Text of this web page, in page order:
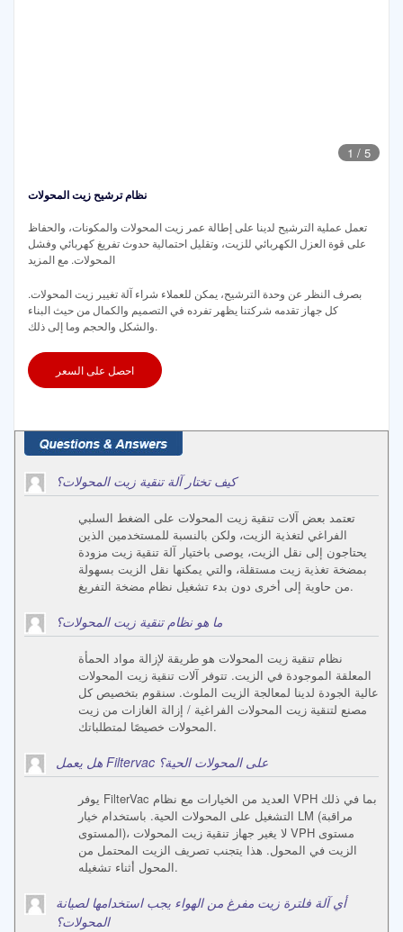
1 / 5
نظام ترشيح زيت المحولات
تعمل عملية الترشيح لدينا على إطالة عمر زيت المحولات والمكونات، والحفاظ
على قوة العزل الكهربائي للزيت، وتقليل احتمالية حدوث تفريغ كهربائي وفشل
المحولات. مع المزيد
بصرف النظر عن وحدة الترشيح، يمكن للعملاء شراء آلة تغيير زيت المحولات.
كل جهاز تقدمه شركتنا يظهر تفرده في التصميم والكمال من حيث البناء
والشكل والحجم وما إلى ذلك.
احصل على السعر
كيف تختار آلة تنقية زيت المحولات؟
تعتمد بعض آلات تنقية زيت المحولات على الضغط السلبي
الفراغي لتغذية الزيت، ولكن بالنسبة للمستخدمين الذين
يحتاجون إلى نقل الزيت، يوصى باختيار آلة تنقية زيت مزودة
بمضخة تغذية زيت مستقلة، والتي يمكنها نقل الزيت بسهولة
من حاوية إلى أخرى دون بدء تشغيل نظام مضخة التفريغ.
ما هو نظام تنقية زيت المحولات؟
نظام تنقية زيت المحولات هو طريقة لإزالة مواد الحمأة
المعلقة الموجودة في الزيت. تتوفر آلات تنقية زيت المحولات
عالية الجودة لدينا لمعالجة الزيت الملوث. سنقوم بتخصيص كل
مصنع لتنقية زيت المحولات الفراغية / إزالة الغازات من زيت
المحولات خصيصًا لمتطلباتك.
هل يعمل Filtervac على المحولات الحية؟
يوفر FilterVac العديد من الخيارات مع نظام VPH بما في ذلك
التشغيل على المحولات الحية. باستخدام خيار LM (مراقبة
المستوى)، لا يغير جهاز تنقية زيت المحولات VPH مستوى
الزيت في المحول. هذا يتجنب تصريف الزيت المحتمل من
المحول أثناء تشغيله.
أي آلة فلترة زيت مفرغ من الهواء يجب استخدامها لصيانة
المحولات؟